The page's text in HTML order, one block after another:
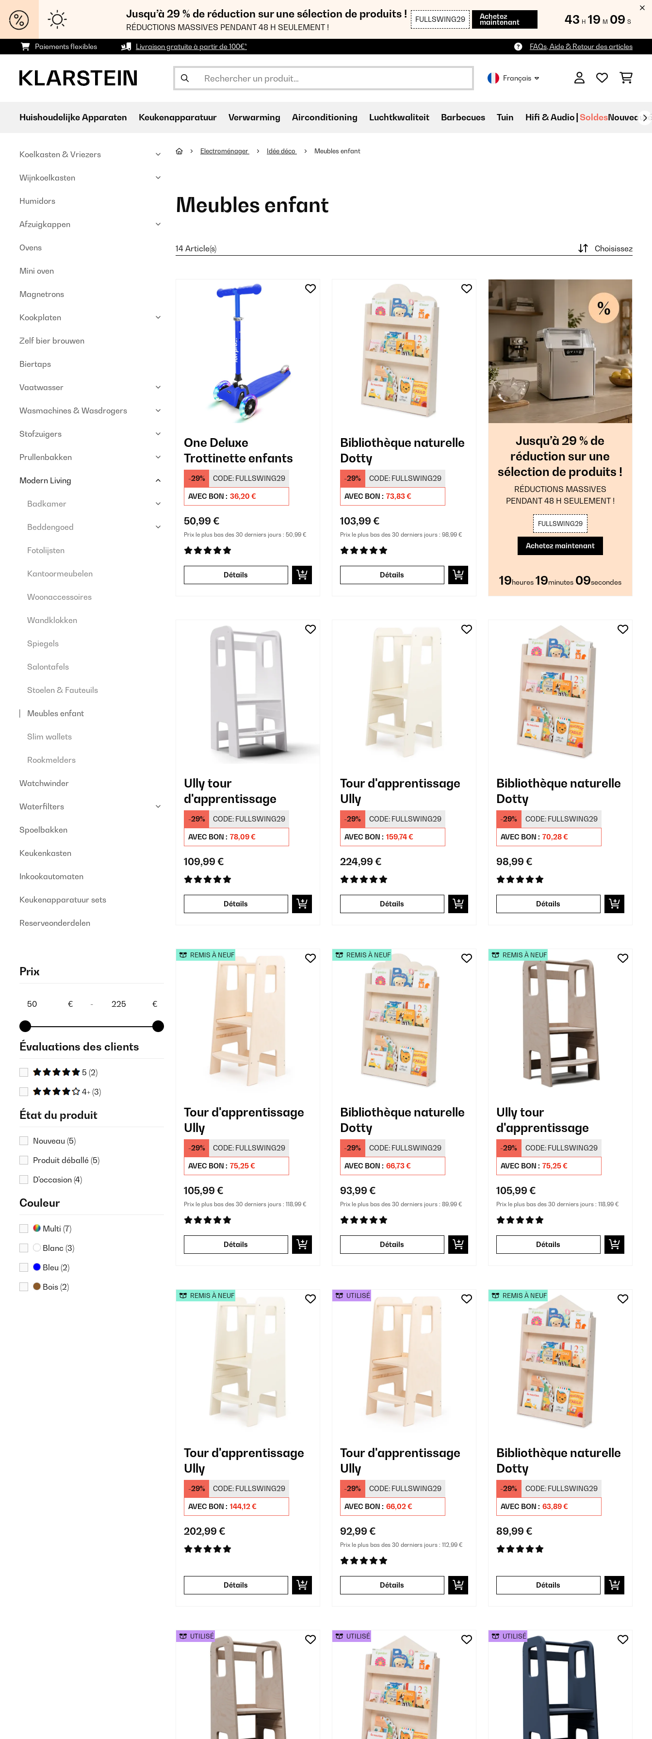
Jusqu’à 29 % de réduction sur une sélection de produits !
RÉDUCTIONS MASSIVES PENDANT 48 H SEULEMENT !
FULLSWING29 Achetez
maintenant 43 H 19 M 08 S
Paiements flexibles Livraison gratuite à partir de 100€* FAQs, Aide & Retour des articles
Français
Huishoudelijke Apparaten Keukenapparatuur Verwarming Airconditioning Luchtkwaliteit Barbecues Tuin Hifi & Audio Soldes
Koelkasten & Vriezers
Wijnkoelkasten
Humidors
Afzuigkappen
Ovens
Mini oven
Magnetrons
Kookplaten
Zelf bier brouwen
Biertaps
Vaatwasser
Wasmachines & Wasdrogers
Stofzuigers
Prullenbakken
Modern Living
Badkamer
Beddengoed
Fotolijsten
Kantoormeubelen
Woonaccessoires
Wandklokken
Spiegels
Salontafels
Stoelen & Fauteuils
Meubles enfant
Slim wallets
Rookmelders
Watchwinder
Waterfilters
Spoelbakken
Keukenkasten
Inkookautomaten
Keukenapparatuur sets
Reserveonderdelen
Prix
€ - €
Évaluations des clients
5 (2)
4+ (3)
État du produit
Nouveau (5)
Produit déballé (5)
D'occasion (4)
Couleur
Multi (7)
Blanc (3)
Bleu (2)
Bois (2)
Electroménager Idée déco Meubles enfant
Meubles enfant
14 Article(s) Choisissez
One Deluxe
Trottinette enfants
-29% CODE: FULLSWING29
AVEC BON : 36,20 €
50,99 €
Prix le plus bas des 30 derniers jours : 50,99 €
Détails
Bibliothèque naturelle
Dotty
-29% CODE: FULLSWING29
AVEC BON : 73,83 €
103,99 €
Prix le plus bas des 30 derniers jours : 98,99 €
Détails
Jusqu’à 29 % de
réduction sur une
sélection de produits !
RÉDUCTIONS MASSIVES
PENDANT 48 H SEULEMENT !
FULLSWING29
Achetez maintenant
19heures 19minutes 08secondes
Ully tour
d'apprentissage
-29% CODE: FULLSWING29
AVEC BON : 78,09 €
109,99 €
Détails
Tour d'apprentissage
Ully
-29% CODE: FULLSWING29
AVEC BON : 159,74 €
224,99 €
Détails
Bibliothèque naturelle
Dotty
-29% CODE: FULLSWING29
AVEC BON : 70,28 €
98,99 €
Détails
Tour d'apprentissage
Ully
-29% CODE: FULLSWING29
AVEC BON : 75,25 €
105,99 €
Prix le plus bas des 30 derniers jours : 118,99 €
Détails
REMIS À NEUF
Bibliothèque naturelle
Dotty
-29% CODE: FULLSWING29
AVEC BON : 66,73 €
93,99 €
Prix le plus bas des 30 derniers jours : 89,99 €
Détails
REMIS À NEUF
Ully tour
d'apprentissage
-29% CODE: FULLSWING29
AVEC BON : 75,25 €
105,99 €
Prix le plus bas des 30 derniers jours : 118,99 €
Détails
REMIS À NEUF
Tour d'apprentissage
Ully
-29% CODE: FULLSWING29
AVEC BON : 144,12 €
202,99 €
Détails
REMIS À NEUF
Tour d'apprentissage
Ully
-29% CODE: FULLSWING29
AVEC BON : 66,02 €
92,99 €
Prix le plus bas des 30 derniers jours : 112,99 €
Détails
UTILISÉ
Bibliothèque naturelle
Dotty
-29% CODE: FULLSWING29
AVEC BON : 63,89 €
89,99 €
Détails
REMIS À NEUF
UTILISÉ UTILISÉ UTILISÉ